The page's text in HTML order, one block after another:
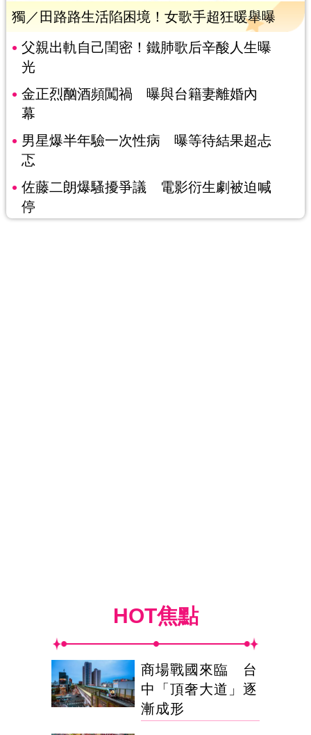
獨／田路路生活陷困境！女歌手超狂暖舉曝
父親出軌自己閨密！鐵肺歌后辛酸人生曝
光
金正烈酗酒頻闖禍 曝與台籍妻離婚內
幕
男星爆半年驗一次性病 曝等待結果超忐
忑
佐藤二朗爆騷擾爭議 電影衍生劇被迫喊
停
HOT焦點
商場戰國來臨 台
中「頂奢大道」逐
漸成形